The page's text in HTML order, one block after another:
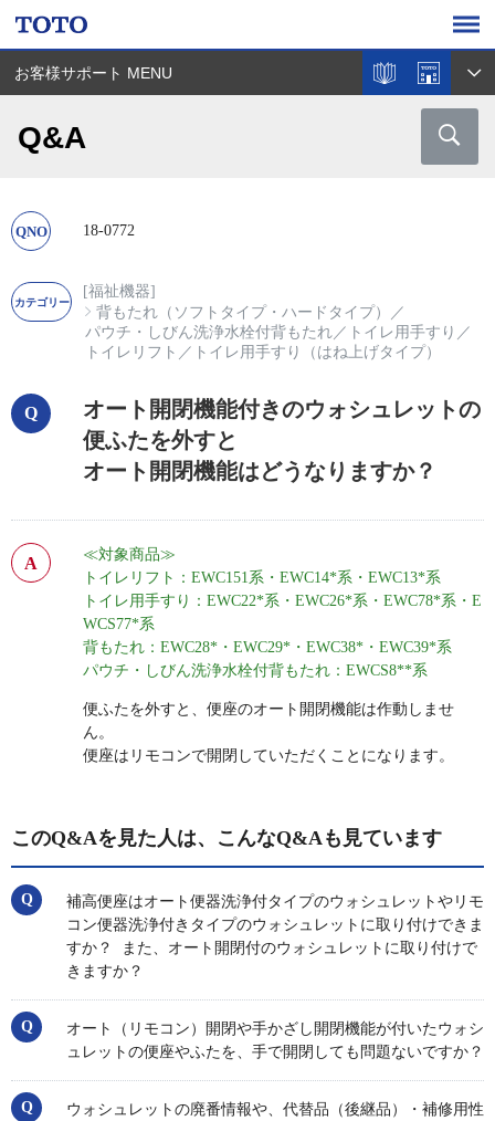
お客様サポート MENU
Q&A
18-0772
[福祉機器]
背もたれ（ソフトタイプ・ハードタイプ）
／
パウチ・しびん洗浄水栓付背もたれ／ トイレ用手すり ／
トイレリフト ／ トイレ用手すり（はね上げタイプ）
オート開閉機能付きのウォシュレットの
便ふたを外すと
オート開閉機能はどうなりますか？
≪対象商品≫
トイレリフト：EWC151系・EWC14*系・EWC13*系
トイレ用手すり：EWC22*系・EWC26*系・EWC78*系・E
WCS77*系
背もたれ：EWC28*・EWC29*・EWC38*・EWC39*系
パウチ・しびん洗浄水栓付背もたれ：EWCS8**系
便ふたを外すと、便座のオート開閉機能は作動しませ
ん。
便座はリモコンで開閉していただくことになります。
このQ&Aを見た人は、こんなQ&Aも見ています
補高便座はオート便器洗浄付タイプのウォシュレットやリモ
コン便器洗浄付きタイプのウォシュレットに取り付けできま
すか？ また、オート開閉付のウォシュレットに取り付けで
きますか？
オート（リモコン）開閉や手かざし開閉機能が付いたウォシ
ュレットの便座やふたを、手で開閉しても問題ないですか？
ウォシュレットの廃番情報や、代替品（後継品）・補修用性